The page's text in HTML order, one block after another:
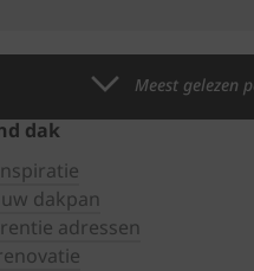
Meest gelezen
dak
dakpan
adressen